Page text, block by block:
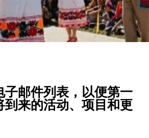
子邮件列表，以便第一
到来的活动、项目和更